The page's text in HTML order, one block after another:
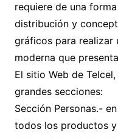
requiere de una
distribución y
gráficos para realizar
moderna que
El sitio Web de
grandes secciones:
Sección Personas.-
todos los productos